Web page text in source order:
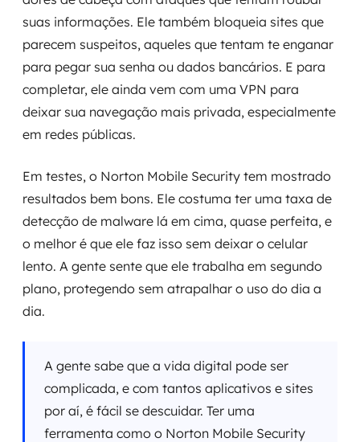
suas informações. Ele também bloqueia sites que
parecem suspeitos, aqueles que tentam te enganar
para pegar sua senha ou dados bancários. E para
completar, ele ainda vem com uma VPN para
deixar sua navegação mais privada, especialmente
em redes públicas.
Em testes, o Norton Mobile Security tem mostrado
resultados bem bons. Ele costuma ter uma taxa de
detecção de malware lá em cima, quase perfeita, e
o melhor é que ele faz isso sem deixar o celular
lento. A gente sente que ele trabalha em segundo
plano, protegendo sem atrapalhar o uso do dia a
dia.
A gente sabe que a vida digital pode ser
complicada, e com tantos aplicativos e sites
por aí, é fácil se descuidar. Ter uma
ferramenta como o Norton Mobile Security